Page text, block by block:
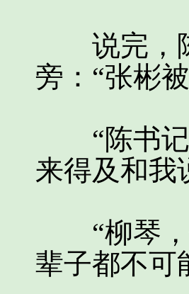
说完，陈
旁：“张彬
“陈书记
来得及和我
“柳琴，
辈子都不可